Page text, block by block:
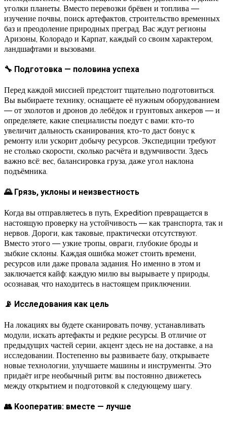
уголки планеты. Вместо перевозки брёвен и топлива —
изучение почвы, поиск артефактов, строительство временных
баз и преодоление природных преград. Вас ждут регионы
Аризоны, Колорадо и Карпат, каждый со своим характером,
ландшафтами и вызовами.
🔧 Подготовка — половина успеха
Перед каждой миссией предстоит тщательно подготовиться.
Вы выбираете технику, оснащаете её нужным оборудованием
— от эхолотов и дронов до лебёдок и грунтовых анкеров — и
определяете, какие специалисты поедут с вами: кто-то
увеличит дальность сканирования, кто-то даст бонус к
ремонту или ускорит добычу ресурсов. Экспедиции требуют
не столько скорости, сколько расчёта и вдумчивости. Здесь
важно всё: вес, балансировка груза, даже угол наклона
подъёмника.
🌄 Грязь, уклоны и неизвестность
Когда вы отправляетесь в путь, Expedition превращается в
настоящую проверку на устойчивость — как транспорта, так и
нервов. Дороги, как таковые, практически отсутствуют.
Вместо этого — узкие тропы, овраги, глубокие броды и
зыбкие склоны. Каждая ошибка может стоить времени,
ресурсов или даже провала задания. Но именно в этом и
заключается кайф: каждую милю вы вырываете у природы,
осознавая, что находитесь в настоящем приключении.
📡 Исследования как цель
На локациях вы будете сканировать почву, устанавливать
модули, искать артефакты и редкие ресурсы. В отличие от
предыдущих частей серии, акцент здесь не на доставке, а на
исследовании. Постепенно вы развиваете базу, открываете
новые технологии, улучшаете машины и инструменты. Это
придаёт игре необычный ритм: вы постоянно движетесь
между открытием и подготовкой к следующему шагу.
👥 Кооператив: вместе — лучше